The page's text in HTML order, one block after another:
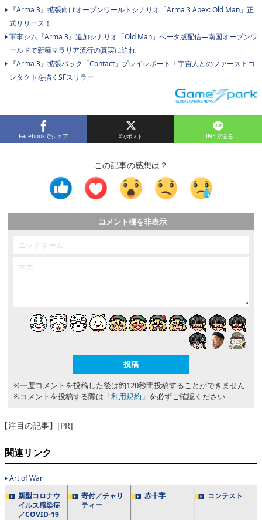
『Arma 3』拡張向けオープンワールドシナリオ「Arma 3 Apex: Old Man」正
式リリース！
軍事シム『Arma 3』追加シナリオ「Old Man」ベータ版配信―南国オープンワ
ールドで新種マラリア流行の真実に迫れ
『Arma 3』拡張パック「Contact」プレイレポート！宇宙人とのファーストコ
ンタクトを描くSFスリラー
Facebookでシェア LINEで送る
この記事の感想は？
コメント欄を非表示
※一度コメントを投稿した後は約120秒間投稿することができません
※コメントを投稿する際は 「利用規約」 を必ずご確認ください
【注目の記事】[PR]
関連リンク
Art of War
新型コロナウ
イルス感染症
／COVID-19
寄付／チャリ
ティー
赤十字 コンテスト